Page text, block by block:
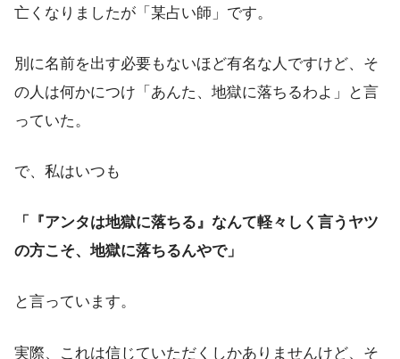
亡くなりましたが「某占い師」です。
別に名前を出す必要もないほど有名な人ですけど、そ
の人は何かにつけ「あんた、地獄に落ちるわよ」と言
っていた。
で、私はいつも
「『アンタは地獄に落ちる』なんて軽々しく言うヤツ
の方こそ、地獄に落ちるんやで」
と言っています。
実際、これは信じていただくしかありませんけど、そ